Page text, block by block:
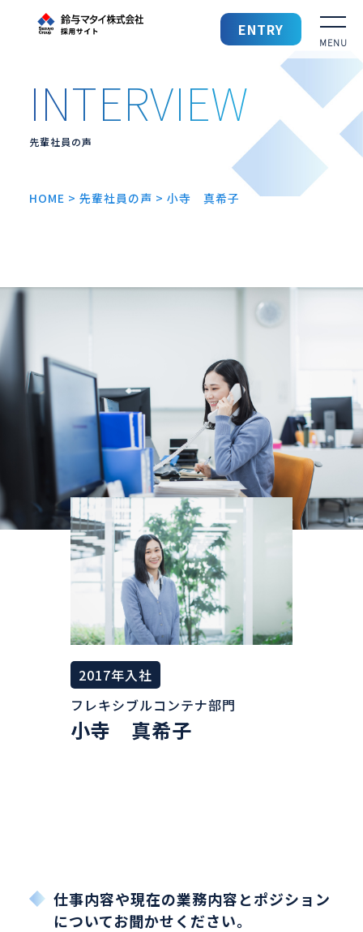
鈴与マタイ 採用サイト
ENTRY
新着情報
ENTRY
先輩社員の声
HOME > 先輩社員の声 > 小寺 真希子
2017年入社
フレキシブルコンテナ部門
小寺 真希子
仕事内容や現在の業務内容とポジション
についてお聞かせください。